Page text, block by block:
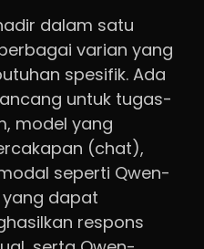
dalam satu
varian yang
spesifik. Ada
untuk tugas-
model yang
(chat),
seperti Qwen-
yang dapat
respons